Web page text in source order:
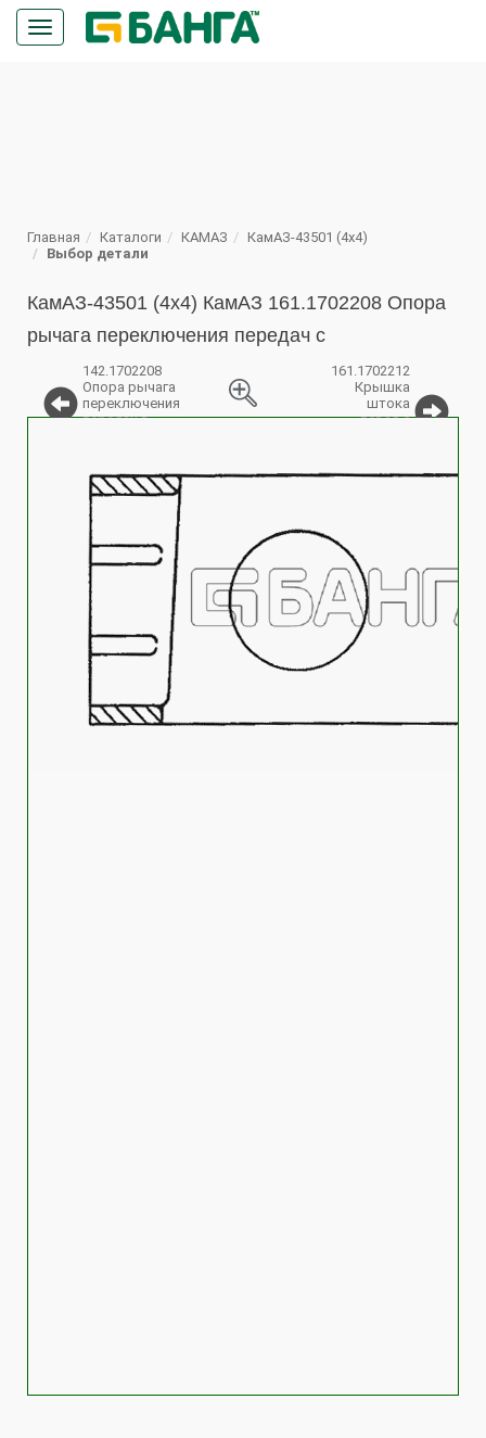
Кнопка
меню
Главная Каталоги КАМАЗ
КамАЗ-43501 (4х4)
Выбор детали
КамАЗ-43501 (4х4) КамАЗ 161.1702208 Опора
рычага переключения передач с
142.1702208
Опора рычага
переключения
передач в
161.1702212
Крышка
штока
левая с